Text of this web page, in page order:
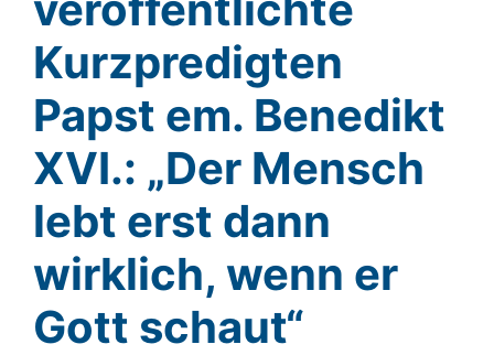
Kurzpredigten
Papst em. Benedikt
XVI.: „Der Mensch
lebt erst dann
wirklich, wenn er
Gott schaut“